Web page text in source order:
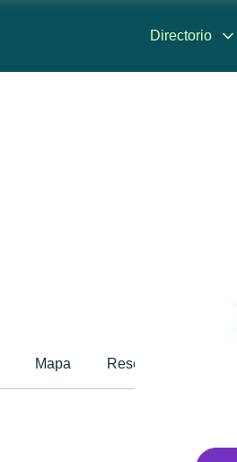
Directorio
Mapa Reseñas